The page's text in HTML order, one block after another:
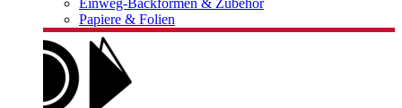
Einweg-Backformen & Zubehör
Papiere & Folien